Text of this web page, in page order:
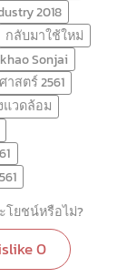
2018
กลับมาใช้ใหม่
Sonjai
สตร์ 2561
แวดล้อม
โยชน์หรือไม่?
0